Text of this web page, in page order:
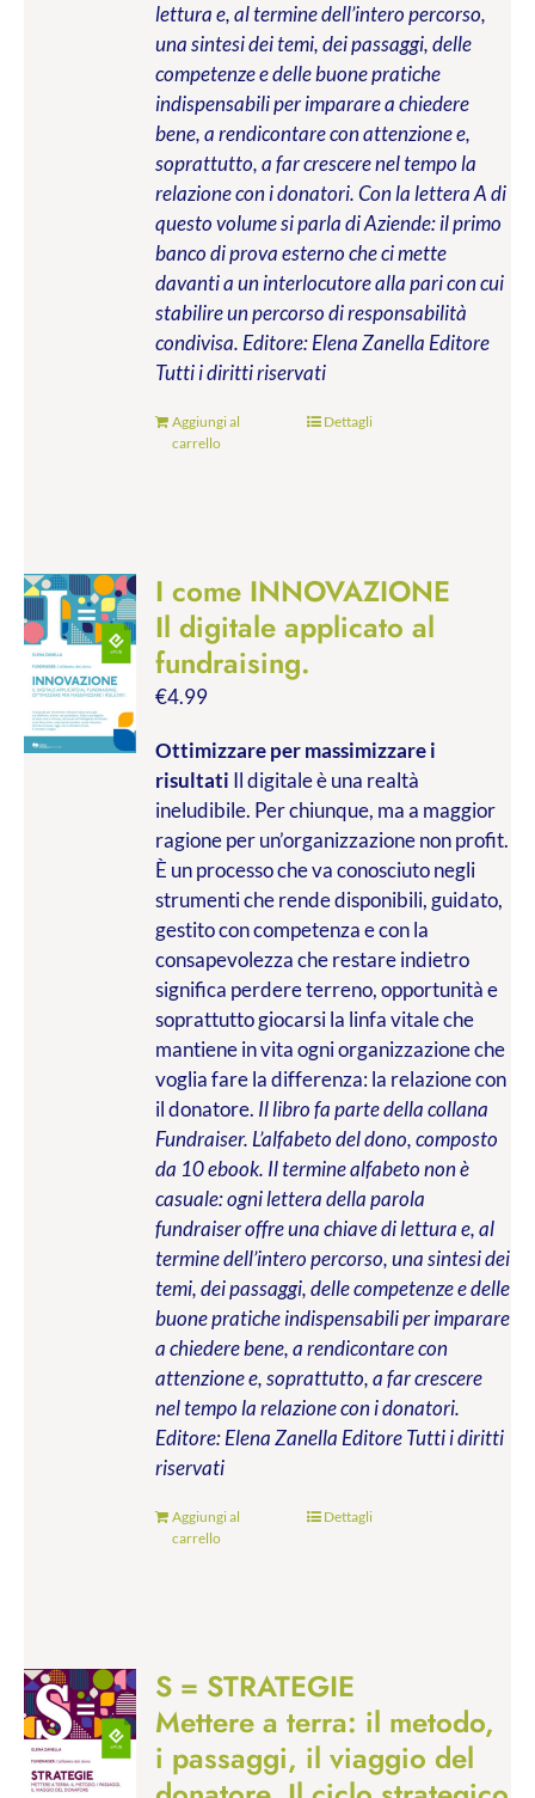
lettura e, al termine dell’intero percorso,
una sintesi dei temi, dei passaggi, delle
competenze e delle buone pratiche
indispensabili per imparare a chiedere
bene, a rendicontare con attenzione e,
soprattutto, a far crescere nel tempo la
relazione con i donatori. Con la lettera A di
questo volume si parla di Aziende: il primo
banco di prova esterno che ci mette
davanti a un interlocutore alla pari con cui
stabilire un percorso di responsabilità
condivisa. Editore: Elena Zanella Editore
Tutti i diritti riservati
Aggiungi al
carrello
Dettagli
I come INNOVAZIONE
Il digitale applicato al
fundraising.
€4.99
Ottimizzare per massimizzare i
risultati Il digitale è una realtà
ineludibile. Per chiunque, ma a maggior
ragione per un’organizzazione non profit.
È un processo che va conosciuto negli
strumenti che rende disponibili, guidato,
gestito con competenza e con la
consapevolezza che restare indietro
significa perdere terreno, opportunità e
soprattutto giocarsi la linfa vitale che
mantiene in vita ogni organizzazione che
voglia fare la differenza: la relazione con
il donatore. Il libro fa parte della collana
Fundraiser. L’alfabeto del dono, composto
da 10 ebook. Il termine alfabeto non è
casuale: ogni lettera della parola
fundraiser offre una chiave di lettura e, al
termine dell’intero percorso, una sintesi dei
temi, dei passaggi, delle competenze e delle
buone pratiche indispensabili per imparare
a chiedere bene, a rendicontare con
attenzione e, soprattutto, a far crescere
nel tempo la relazione con i donatori.
Editore: Elena Zanella EditoreTutti i diritti
riservati
Aggiungi al
carrello
Dettagli
S = STRATEGIE
Mettere a terra: il metodo,
i passaggi, il viaggio del